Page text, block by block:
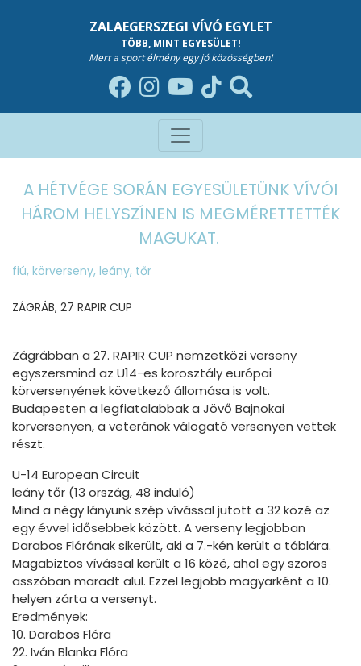
ZALAEGERSZEGI VÍVÓ EGYLET
TÖBB, MINT EGYESÜLET!
Mert a sport élmény egy jó közösségben!
A HÉTVÉGE SORÁN EGYESÜLETÜNK VÍVÓI
HÁROM HELYSZÍNEN IS MEGMÉRETTETTÉK
MAGUKAT.
fiú, körverseny, leány, tőr
ZÁGRÁB, 27 RAPIR CUP
Zágrábban a 27. RAPIR CUP nemzetközi verseny
egyszersmind az U14-es korosztály európai
körversenyének következő állomása is volt.
Budapesten a legfiatalabbak a Jövő Bajnokai
körversenyen, a veteránok válogató versenyen vettek
részt.
U-14 European Circuit
leány tőr (13 ország, 48 induló)
Mind a négy lányunk szép vívással jutott a 32 közé az
egy évvel idősebbek között. A verseny legjobban
Darabos Flórának sikerült, aki a 7.-kén került a táblára.
Magabiztos vívással került a 16 közé, ahol egy szoros
asszóban maradt alul. Ezzel legjobb magyarként a 10.
helyen zárta a versenyt.
Eredmények:
10. Darabos Flóra
22. Iván Blanka Flóra